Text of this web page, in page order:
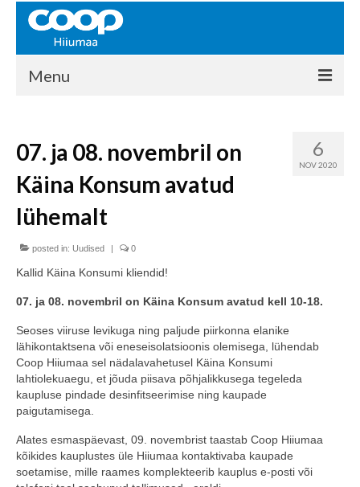
Menu
Kontakt
Liikmed
Ajalugu
KAUPLUSED
KAMPAANIAD
COOP KLIENDIKAART
KINKEKAART
PAKUME TÖÖD
HIIUMAA KÖÖK JA PAGAR
6
NOV 2020
07. ja 08. novembril on
Käina Konsum avatud
lühemalt
posted in: Uudised | 0
Kallid Käina Konsumi kliendid!
07. ja 08. novembril on Käina Konsum avatud kell 10-18.
Seoses viiruse levikuga ning paljude piirkonna elanike
lähikontaktsena või eneseisolatsioonis olemisega, lühendab
Coop Hiiumaa sel nädalavahetusel Käina Konsumi
lahtiolekuaegu, et jõuda piisava põhjalikkusega tegeleda
kaupluse pindade desinfitseerimise ning kaupade
paigutamisega.
Alates esmaspäevast, 09. novembrist taastab Coop Hiiumaa
kõikides kauplustes üle Hiiumaa kontaktivaba kaupade
soetamise, mille raames komplekteerib kauplus e-posti või